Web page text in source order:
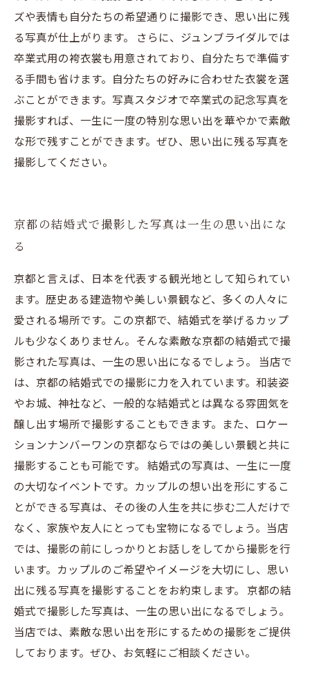
ズや表情も自分たちの希望通りに撮影でき、思い出に残
る写真が仕上がります。 さらに、ジュンブライダルでは
卒業式用の袴衣裳も用意されており、自分たちで準備す
る手間も省けます。自分たちの好みに合わせた衣裳を選
ぶことができます。写真スタジオで卒業式の記念写真を
撮影すれば、一生に一度の特別な思い出を華やかで素敵
な形で残すことができます。ぜひ、思い出に残る写真を
撮影してください。
京都の結婚式で撮影した写真は一生の思い出にな
る
京都と言えば、日本を代表する観光地として知られてい
ます。歴史ある建造物や美しい景観など、多くの人々に
愛される場所です。この京都で、結婚式を挙げるカップ
ルも少なくありません。そんな素敵な京都の結婚式で撮
影された写真は、一生の思い出になるでしょう。 当店で
は、京都の結婚式での撮影に力を入れています。和装姿
やお城、神社など、一般的な結婚式とは異なる雰囲気を
醸し出す場所で撮影することもできます。また、ロケー
ションナンバーワンの京都ならではの美しい景観と共に
撮影することも可能です。 結婚式の写真は、一生に一度
の大切なイベントです。カップルの想い出を形にするこ
とができる写真は、その後の人生を共に歩む二人だけで
なく、家族や友人にとっても宝物になるでしょう。当店
では、撮影の前にしっかりとお話しをしてから撮影を行
います。カップルのご希望やイメージを大切にし、思い
出に残る写真を撮影することをお約束します。 京都の結
婚式で撮影した写真は、一生の思い出になるでしょう。
当店では、素敵な思い出を形にするための撮影をご提供
しております。ぜひ、お気軽にご相談ください。